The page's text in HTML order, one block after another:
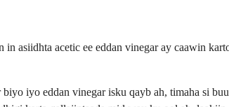
asiidhta acetic ee eddan vinegar ay caawin
iyo eddan vinegar isku qayb ah, timaha si